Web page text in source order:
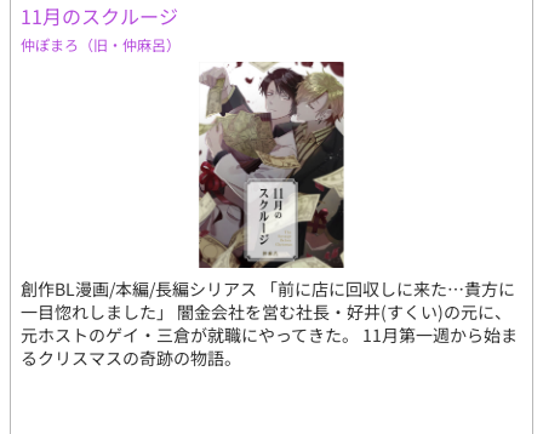
11月のスクルージ
仲ぽまろ（旧・仲麻呂）
創作BL漫画/本編/長編シリアス 「前に店に回収しに来た…貴方に
一目惚れしました」 闇金会社を営む社長・好井(すくい)の元に、
元ホストのゲイ・三倉が就職にやってきた。 11月第一週から始ま
るクリスマスの奇跡の物語。